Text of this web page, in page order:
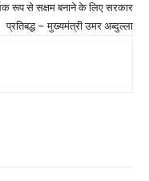
रूप से सक्षम बनाने के लिए सरकार
प्रतिबद्ध – मुख्यमंत्री उमर अब्दुल्ला